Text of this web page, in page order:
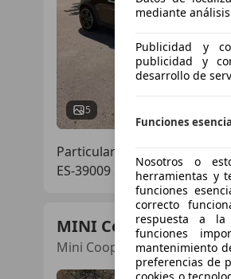
5
Particular
ES-39009 Santander
MINI Cooper
Mini Cooper Aut. Cooper
mediante
Publicidad y
publicidad y
desarrollo de
Funciones
Nosotros o
herramientas y
funciones
correcto
respuesta a
funciones
mantenimiento
preferencias de
cookies o